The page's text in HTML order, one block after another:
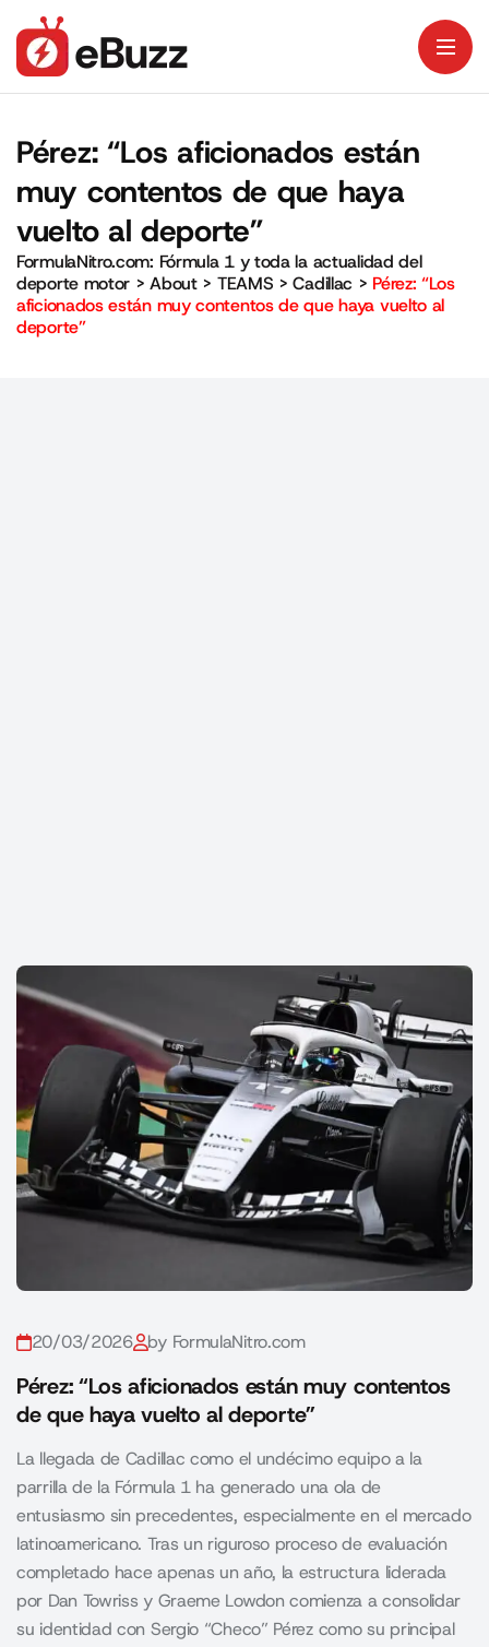
Pérez: “Los aficionados están
muy contentos de que haya
vuelto al deporte”
FormulaNitro.com: Fórmula 1 y toda la actualidad del
deporte motor >About> TEAMS >Cadillac > Pérez: “Los
aficionados están muy contentos de que haya vuelto al
deporte”
20/03/2026 by FormulaNitro.com
Pérez: “Los aficionados están muy contentos
de que haya vuelto al deporte”
La llegada de Cadillac como el undécimo equipo a la
parrilla de la Fórmula 1 ha generado una ola de
entusiasmo sin precedentes, especialmente en el mercado
latinoamericano. Tras un riguroso proceso de evaluación
completado hace apenas un año, la estructura liderada
por Dan Towriss y Graeme Lowdon comienza a consolidar
su identidad con Sergio “Checo” Pérez como su principal